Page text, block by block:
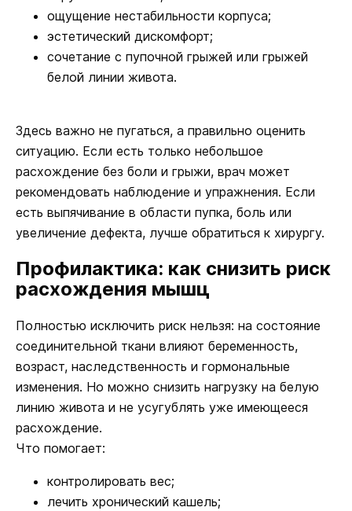
ощущение нестабильности корпуса;
эстетический дискомфорт;
сочетание с пупочной грыжей или грыжей
белой линии живота.
Здесь важно не пугаться, а правильно оценить
ситуацию. Если есть только небольшое
расхождение без боли и грыжи, врач может
рекомендовать наблюдение и упражнения. Если
есть выпячивание в области пупка, боль или
увеличение дефекта, лучше обратиться к хирургу.
Профилактика: как снизить риск
расхождения мышц
Полностью исключить риск нельзя: на состояние
соединительной ткани влияют беременность,
возраст, наследственность и гормональные
изменения. Но можно снизить нагрузку на белую
линию живота и не усугублять уже имеющееся
расхождение.
Что помогает:
контролировать вес;
лечить хронический кашель;